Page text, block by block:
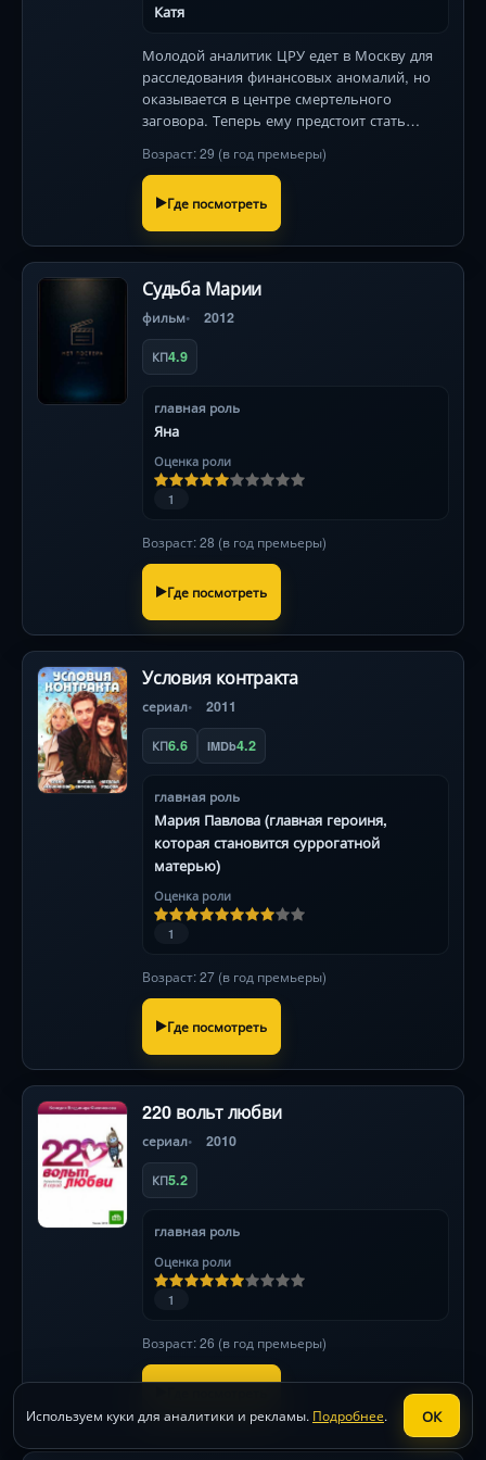
Катя
Молодой аналитик ЦРУ едет в Москву для
расследования финансовых аномалий, но
оказывается в центре смертельного
заговора. Теперь ему предстоит стать
катастрофу мирового масштаба.
Возраст: 29 (в год премьеры)
Где посмотреть
Судьба Марии
фильм 2012
КП4.9
главная роль
Яна
Оценка роли
1
Возраст: 28 (в год премьеры)
Где посмотреть
Условия контракта
сериал 2011
КП6.6 IMDb4.2
главная роль
Мария Павлова (главная героиня,
которая становится суррогатной
матерью)
Оценка роли
1
Возраст: 27 (в год премьеры)
Где посмотреть
220 вольт любви
сериал 2010
КП5.2
главная роль
Оценка роли
1
Возраст: 26 (в год премьеры)
Используем куки для аналитики и рекламы. Подробнее. ОК